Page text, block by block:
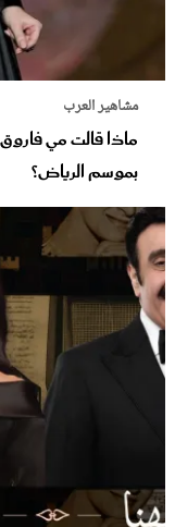
مشاهير العرب
ماذا قالت مي فاروق
بموسم الرياض؟